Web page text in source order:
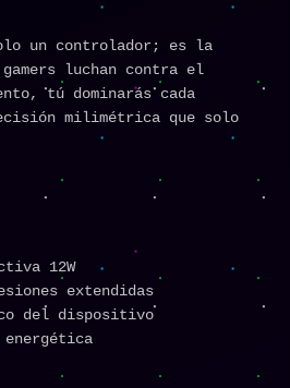
un controlador; es la
luchan contra el
tú dominarás cada
milimétrica que solo
12W
extendidas
del dispositivo